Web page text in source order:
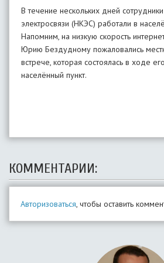
В течение нескольких дней
электросвязи (НКЭС) работали в
Напомним, на низкую скорость
Юрию Бездудному пожаловались
встрече, которая состоялась в ходе
населённый пункт.
КОММЕНТАРИИ:
Авторизоваться, чтобы оставить